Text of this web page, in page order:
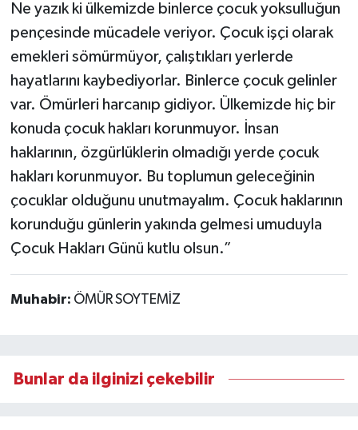
Ne yazık ki ülkemizde binlerce çocuk yoksulluğun
pençesinde mücadele veriyor. Çocuk işçi olarak
emekleri sömürmüyor, çalıştıkları yerlerde
hayatlarını kaybediyorlar. Binlerce çocuk gelinler
var. Ömürleri harcanıp gidiyor. Ülkemizde hiç bir
konuda çocuk hakları korunmuyor. İnsan
haklarının, özgürlüklerin olmadığı yerde çocuk
hakları korunmuyor. Bu toplumun geleceğinin
çocuklar olduğunu unutmayalım. Çocuk haklarının
korunduğu günlerin yakında gelmesi umuduyla
Çocuk Hakları Günü kutlu olsun.”
Muhabir: ÖMÜR SOYTEMİZ
Bunlar da ilginizi çekebilir